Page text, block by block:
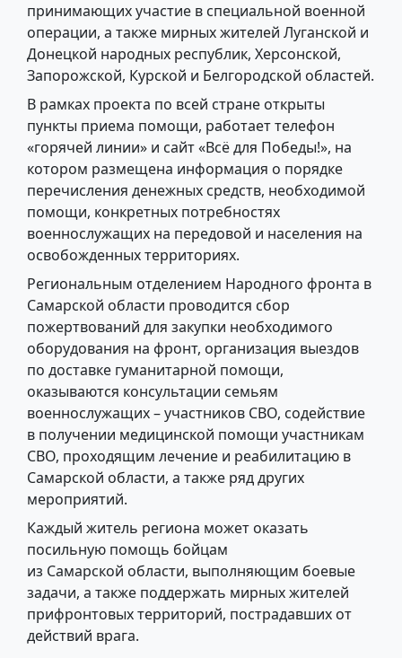
принимающих участие в специальной военной
операции, а также мирных жителей Луганской и
Донецкой народных республик, Херсонской,
Запорожской, Курской и Белгородской областей.
В рамках проекта по всей стране открыты
пункты приема помощи, работает телефон
«горячей линии» и сайт «Всё для Победы!», на
котором размещена информация о порядке
перечисления денежных средств, необходимой
помощи, конкретных потребностях
военнослужащих на передовой и населения на
освобожденных территориях.
Региональным отделением Народного фронта в
Самарской области проводится сбор
пожертвований для закупки необходимого
оборудования на фронт, организация выездов
по доставке гуманитарной помощи,
оказываются консультации семьям
военнослужащих – участников СВО, содействие
в получении медицинской помощи участникам
СВО, проходящим лечение и реабилитацию в
Самарской области, а также ряд других
мероприятий.
Каждый житель региона может оказать
посильную помощь бойцам
из Самарской области, выполняющим боевые
задачи, а также поддержать мирных жителей
прифронтовых территорий, пострадавших от
действий врага.